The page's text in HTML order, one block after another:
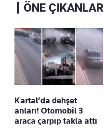
ÖNE ÇIKANLAR
Kartal’da dehşet
anları! Otomobil 3
araca çarpıp takla attı